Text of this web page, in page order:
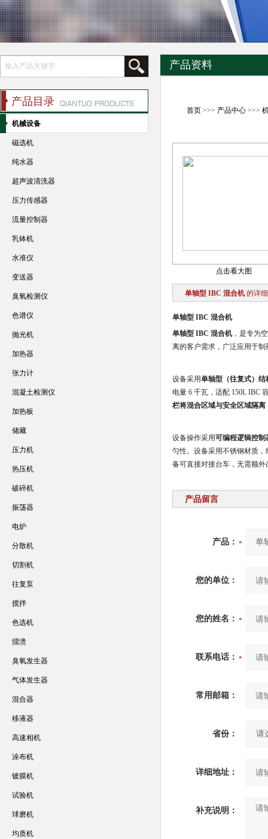
产品资料
首页>>> 产品中心>>>
点击看大图
单轴型 IBC 混合机 的详
单轴型 IBC 混合机
单轴型 IBC 混合机，是专为
离的客户需求，广泛应用于
设备采用单轴型（往复式）结
电量 6 千瓦，适配 150L IBC
栏将混合区域与安全区域隔离
设备操作采用可编程逻辑控制
匀性。设备采用不锈钢材质
备可直接对接台车，无需额
产品留言
产品：
您的单位：
您的姓名：
联系电话：
常用邮箱：
省份：
详细地址：
补充说明：
产品目录
机械设备
磁选机
纯水器
超声波清洗器
压力传感器
流量控制器
乳钵机
水准仪
变送器
臭氧检测仪
色谱仪
抛光机
加热器
张力计
混凝土检测仪
加热板
储藏
压力机
热压机
破碎机
振荡器
电炉
分散机
切割机
往复泵
搅拌
色选机
擂溃
臭氧发生器
气体发生器
混合器
移液器
高速相机
涂布机
镀膜机
试验机
球磨机
均质机